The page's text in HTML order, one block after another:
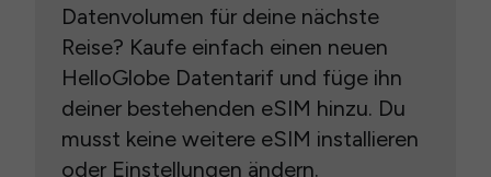
Datenvolumen für deine nächste
Reise? Kaufe einfach einen neuen
HelloGlobe Datentarif und füge ihn
deiner bestehenden eSIM hinzu. Du
musst keine weitere eSIM installieren
oder Einstellungen ändern.